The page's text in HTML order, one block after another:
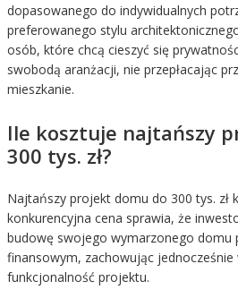
dopasowanego do indywidualnych
preferowanego stylu
osób, które chcą cieszyć się
swobodą aranżacji, nie przepłacając
mieszkanie.
Ile kosztuje najtańszy
300 tys. zł?
Najtańszy projekt domu do 300 tys. zł
konkurencyjna cena sprawia, że
budowę swojego wymarzonego domu
finansowym, zachowując jednocześnie
funkcjonalność projektu.